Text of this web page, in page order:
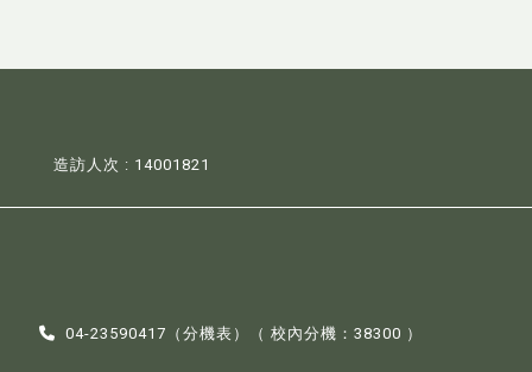
造訪人次 : 14001821
04-23590417（分機表 ）（ 校內分機：38300 ）